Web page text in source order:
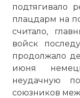
подтягивало
плацдарм на
считало,
войск
продолжало
июня
неудачную
союзников